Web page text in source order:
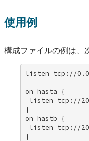
使用例
構成ファイルの例は、
listen tcp://
on hasta {
listen tcp://
}
on hastb {
listen tcp://
}